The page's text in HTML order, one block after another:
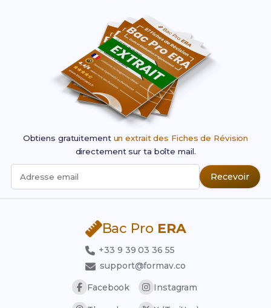
Obtiens gratuitement un extrait des Fiches de Révision
directement sur ta boîte mail.
Adresse email Recevoir
Bac Pro ERA
+33 9 39 03 36 55
support@formav.co
Facebook
Instagram